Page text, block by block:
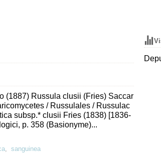
(1887) Russula clusii (Fries) Saccar
/ Russulales / Russulac
subsp.* clusii Fries (1838) [1836-
p. 358 (Basionyme)...
, sanguinea